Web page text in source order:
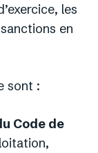
les
en
sont :
Code de